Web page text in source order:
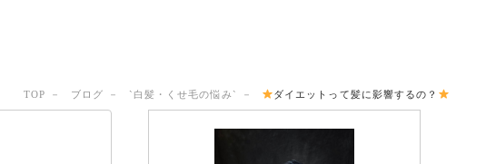
TOP ブログ `白髪・くせ毛の悩み` ダイエットって髪に影響するの？